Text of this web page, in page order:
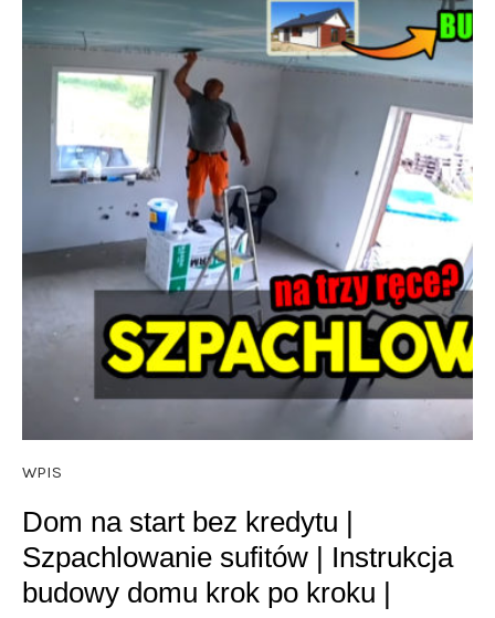
WPIS
Dom na start bez kredytu |
Szpachlowanie sufitów | Instrukcja
budowy domu krok po kroku |